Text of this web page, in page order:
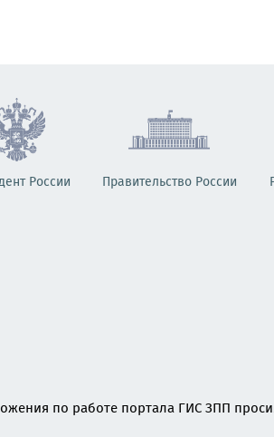
России Правительство России
по работе портала ГИС ЗПП